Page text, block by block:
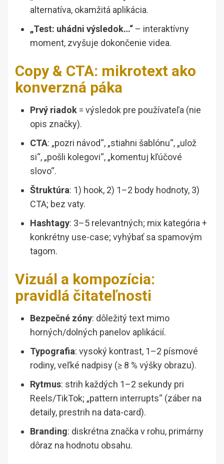
alternatíva, okamžitá aplikácia.
„Test: uhádni výsledok…“ – interaktívny
moment, zvyšuje dokončenie videa.
Copy & CTA: mikrotext ako
konverzná páka
Prvý riadok = výsledok pre používateľa (nie
opis značky).
CTA: „pozri návod“, „stiahni šablónu“, „ulož
si“, „pošli kolegovi“, „komentuj kľúčové
slovo“.
Štruktúra: 1) hook, 2) 1–2 body hodnoty, 3)
CTA; bez vaty.
Hashtagy: 3–5 relevantných; mix kategória +
konkrétny use-case; vyhýbať sa spamovým
tagom.
Vizuál a kompozícia:
pravidlá čitateľnosti
Bezpečné zóny: dôležitý text mimo
horných/dolných panelov aplikácií.
Typografia: vysoký kontrast, 1–2 písmové
rodiny, veľké nadpisy (≥ 8 % výšky obrazu).
Rytmus: strih každých 1–2 sekundy pri
Reels/TikTok; „pattern interrupts“ (záber na
detaily, prestrih na data-card).
Branding: diskrétna značka v rohu, primárny
dôraz na hodnotu obsahu.